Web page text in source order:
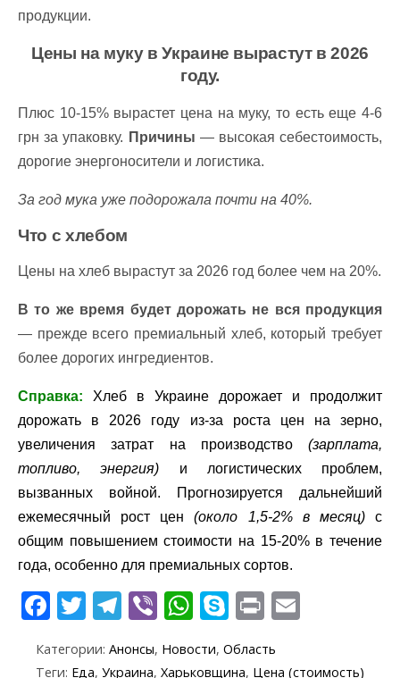
продукции.
Цены на муку в Украине вырастут в 2026
году.
Плюс 10-15% вырастет цена на муку, то есть еще 4-6
грн за упаковку. Причины — высокая себестоимость,
дорогие энергоносители и логистика.
За год мука уже подорожала почти на 40%.
Что с хлебом
Цены на хлеб вырастут за 2026 год более чем на 20%.
В то же время будет дорожать не вся продукция
— прежде всего премиальный хлеб, который требует
более дорогих ингредиентов.
Справка: Хлеб в Украине дорожает и продолжит
дорожать в 2026 году из-за роста цен на зерно,
увеличения затрат на производство (зарплата,
топливо, энергия) и логистических проблем,
вызванных войной. Прогнозируется дальнейший
ежемесячный рост цен (около 1,5-2% в месяц)с
общим повышением стоимости на 15-20% в течение
года, особенно для премиальных сортов.
F
e
T
itt
T
e
Vi
er
W
at
S
k
y
Pr
t ai
Категории: Анонсы, Новости, Область
Теги: Еда, Украина, Харьковщина, Цена (стоимость)